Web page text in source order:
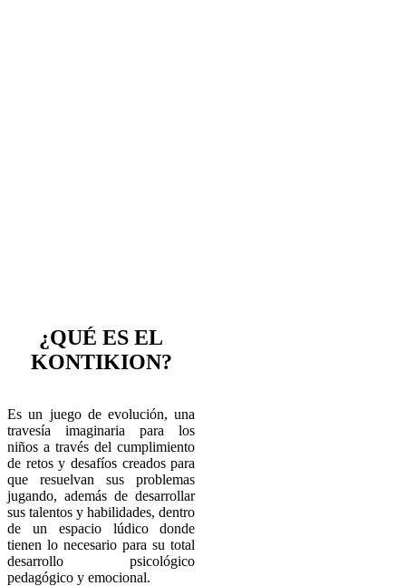
¿QUÉ ES EL
KONTIKION?
Es un juego de evolución, una
travesía imaginaria para los
niños a través del cumplimiento
de retos y desafíos creados para
que resuelvan sus problemas
jugando, además de desarrollar
sus talentos y habilidades, dentro
de un espacio lúdico donde
tienen lo necesario para su total
desarrollo psicológico
pedagógico y emocional.